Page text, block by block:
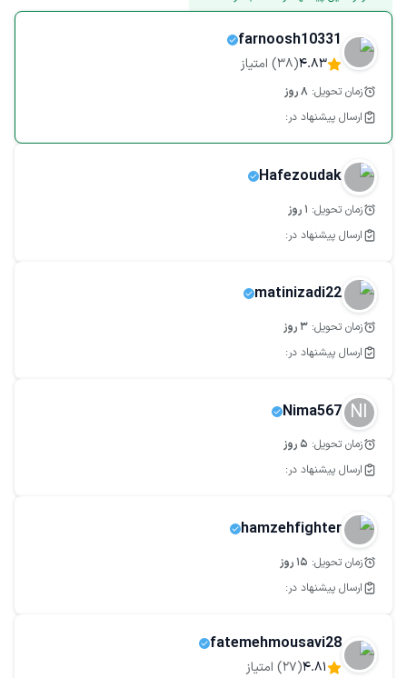
farnoosh10331
4.83
(
38) امتیاز
زمان تحویل: 8روز
ارسال پیشنهاد در:
Hafezoudak
زمان تحویل: 1 روز
ارسال پیشنهاد در:
matinizadi22
زمان تحویل: 3 روز
ارسال پیشنهاد در:
NI
Nima567
زمان تحویل: 5 روز
ارسال پیشنهاد در:
hamzehfighter
زمان تحویل: 15 روز
ارسال پیشنهاد در:
fatemehmousavi28
4.81
(
27) امتیاز